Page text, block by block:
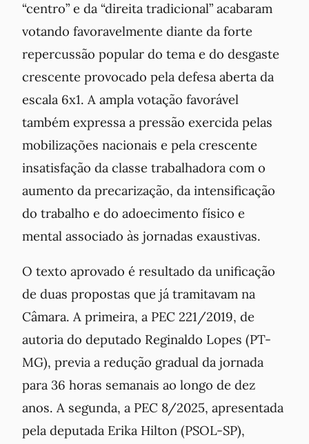
“centro” e da “direita tradicional” acabaram
votando favoravelmente diante da forte
repercussão popular do tema e do desgaste
crescente provocado pela defesa aberta da
escala 6x1. A ampla votação favorável
também expressa a pressão exercida pelas
mobilizações nacionais e pela crescente
insatisfação da classe trabalhadora com o
aumento da precarização, da intensificação
do trabalho e do adoecimento físico e
mental associado às jornadas exaustivas.
O texto aprovado é resultado da unificação
de duas propostas que já tramitavam na
Câmara. A primeira, a PEC 221/2019, de
autoria do deputado Reginaldo Lopes (PT-
MG), previa a redução gradual da jornada
para 36 horas semanais ao longo de dez
anos. A segunda, a PEC 8/2025, apresentada
pela deputada Erika Hilton (PSOL-SP),